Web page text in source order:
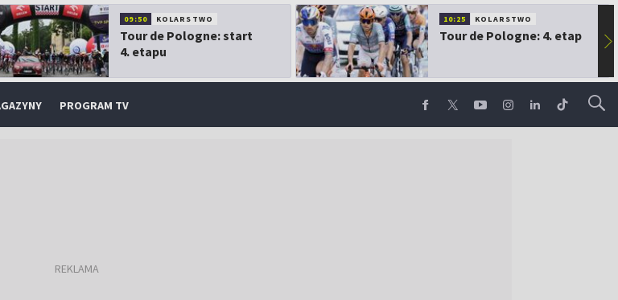
09:50 KOLARSTWO
Tour de Pologne: start
4. etapu
10:25 KOLARSTWO
Tour de Pologne: 4. etap ▶
PROGRAM TV